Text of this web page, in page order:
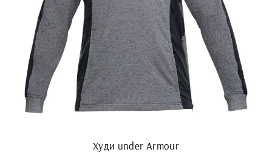
Худи under Armour